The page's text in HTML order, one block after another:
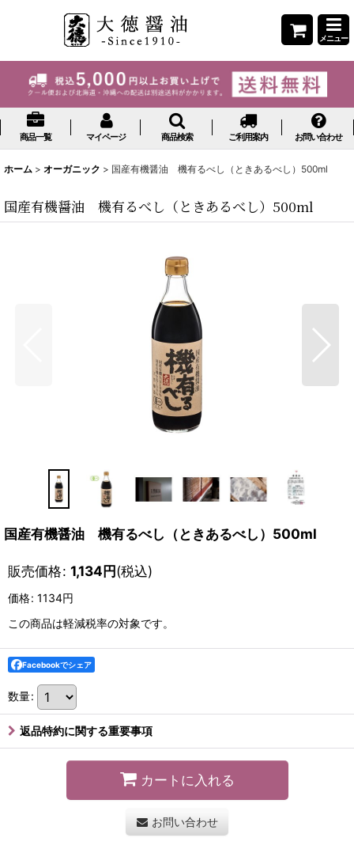
メニュー
商品一覧 マイページ 商品検索 ご利用案内 お問い合わせ
ホーム > オーガニック > 国産有機醤油 機有るべし（ときあるべし）500ml
国産有機醤油 機有るべし（ときあるべし）500ml
国産有機醤油 機有るべし（ときあるべし）500ml
販売価格: 1,134円(税込)
価格: 1134円
この商品は軽減税率の対象です。
Facebookでシェア
数量:
返品特約に関する重要事項
カートに入れる
お問い合わせ